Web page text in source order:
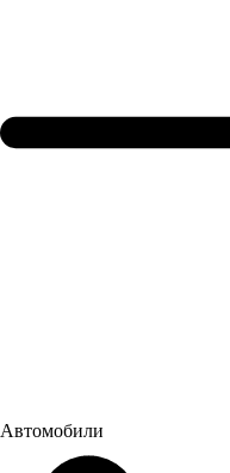
Автомобили